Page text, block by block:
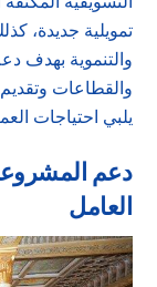
تمويلية جديدة،
والتنموية بهدف
والقطاعات
يلبي احتياجات
دعم
العامل